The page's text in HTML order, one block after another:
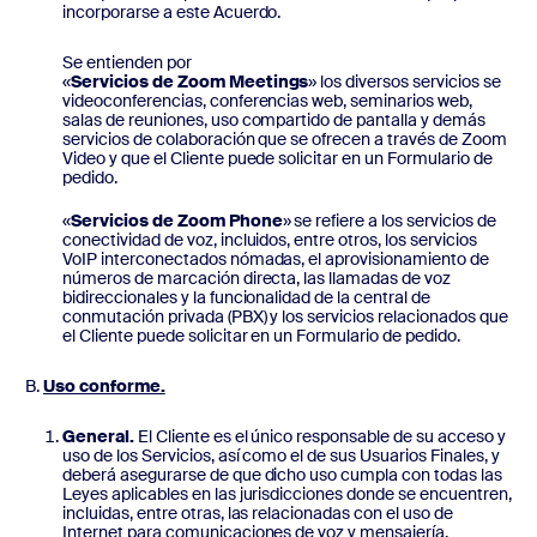
incorporarse a este Acuerdo.
Se entienden por
«Servicios de Zoom Meetings» los diversos servicios se
videoconferencias, conferencias web, seminarios web,
salas de reuniones, uso compartido de pantalla y demás
servicios de colaboración que se ofrecen a través de Zoom
Video y que el Cliente puede solicitar en un Formulario de
pedido.
«Servicios de Zoom Phone» se refiere a los servicios de
conectividad de voz, incluidos, entre otros, los servicios
VoIP interconectados nómadas, el aprovisionamiento de
números de marcación directa, las llamadas de voz
bidireccionales y la funcionalidad de la central de
conmutación privada (PBX) y los servicios relacionados que
el Cliente puede solicitar en un Formulario de pedido.
Uso conforme.
General.El Cliente es el único responsable de su acceso y
uso de los Servicios, así como el de sus Usuarios Finales, y
deberá asegurarse de que dicho uso cumpla con todas las
Leyes aplicables en las jurisdicciones donde se encuentren,
incluidas, entre otras, las relacionadas con el uso de
Internet para comunicaciones de voz y mensajería,